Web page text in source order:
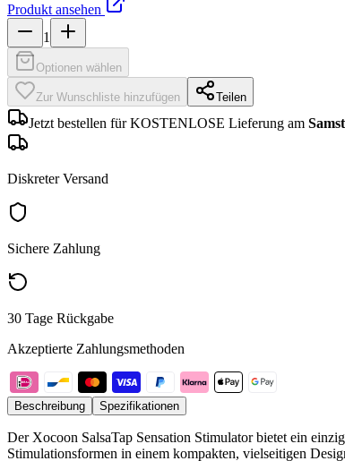
Produkt ansehen
1
Optionen wählen
Zur Wunschliste hinzufügen Teilen
Jetzt bestellen für KOSTENLOSE Lieferung am
Diskreter Versand
Sichere Zahlung
30 Tage Rückgabe
Akzeptierte Zahlungsmethoden
Beschreibung Spezifikationen
Der Xocoon SalsaTap Sensation Stimulator bietet ein
Stimulationsformen in einem kompakten, vielseitigen